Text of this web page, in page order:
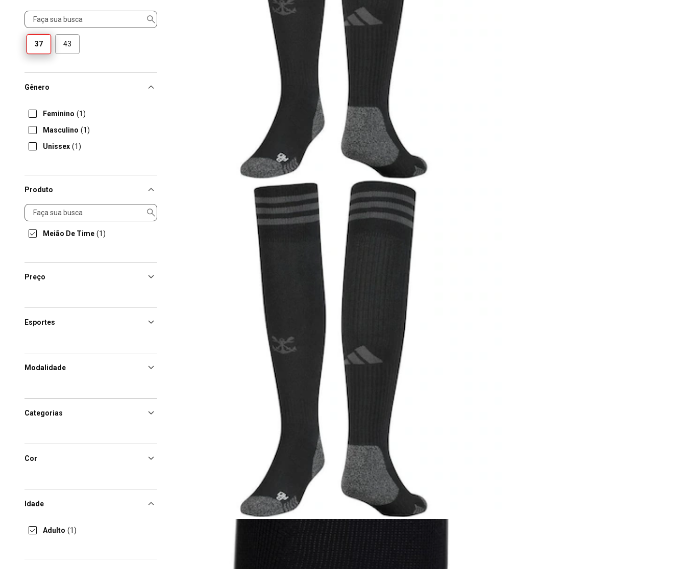
Tamanho
37 43
Gênero
Feminino (1)
Masculino (1)
Unissex (1)
Produto
Produto
Meião De Time (1)
Preço
Esportes
Modalidade
Categorias
Cor
Idade
Adulto (1)